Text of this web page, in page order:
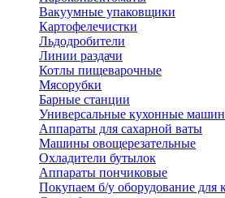
Вакуумные упаковщики
Картофелечистки
Льдодробители
Линии раздачи
Котлы пищеварочные
Мясорубки
Барные станции
Универсальные кухонные машин
Аппараты для сахарной ваты
Машины овощерезательные
Охладители бутылок
Аппараты пончиковые
Покупаем б/у оборудование для